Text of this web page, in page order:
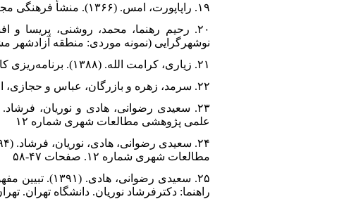
۱۹. راپاپورت، امس. (۱۳۶۶). منشأ فرهنگی مجتمع‌های زیستی، ترجمه راضیه رضازاده، جهاد دانشگاهی علم و صنعت، تهران.
نوشهرگرایی (نمونه موردی: منطقه آزادشهر
۲۱. زیاری، کرامت الله. (۱۳۸۸). برنامه‌ریزی کاربری اراضی شهری. تهران: انتشارات دانشگاه تهران
۲۲. سرمد، زهره و بازرگان، عباس و حجازی، الهه. (۱۳۹۳). روش تحقيق در علوم رفتاري، تهران: آگاه.
علمی پژوهشی مطالعات شهری شماره ۱۲
مطالعات شهری شماره ۱۲. صفحات ۴۷-۵۸
۲۵. سعیدی
راهنما: دکترفرشاد نوریان. دانشگاه تهران.